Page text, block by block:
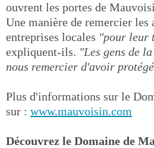
ouvrent les portes de
Une manière de remercier les
entreprises locales "pour leur
expliquent-ils. "Les gens de
nous remercier d'avoir
Plus d'informations sur le
sur : www.mauvoisin.com
Découvrez le Domaine de